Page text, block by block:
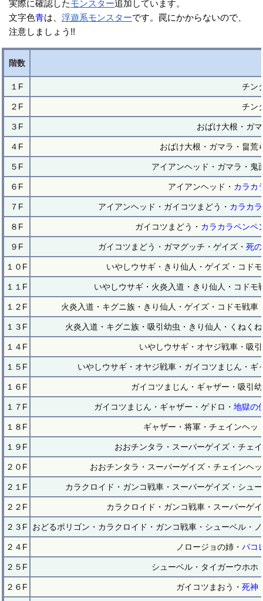
実際に確認したモンスター追加しています。
文字色青は、浮遊系モンスターです。罠にかからないので、
注意しましょう!!
階数
１F チン
２F チン
３F おばけ大根・ガ
４F おばけ大根・ガマラ・畠荒
５F アイアンヘッド・ガマラ・鬼
６F アイアンヘッド・ カラカ
７F アイアンヘッド・ガイコツまどう・ カラカ
８F ガイコツまどう・ カラカラペンペ
９F ガイコツまどう・ガマグッチ・ゲイズ・ 死
１０F いやしウサギ・きり仙人・ゲイズ・コド
１１F いやしウサギ・火炎入道・きり仙人・コドモ
１２F 火炎入道・キグニ族・きり仙人・ゲイズ・コドモ戦車
１３F 火炎入道・キグニ族・吸引幼虫・きり仙人・くねく
１４F いやしウサギ・オヤジ戦車・吸
１５F いやしウサギ・オヤジ戦車・ガイコツまじん・
１６F ガイコツまじん・ギャザー・吸引
１７F ガイコツまじん・ギャザー・ゲドロ・ 地獄の
１８F ギャザー・将軍・チェインヘッ
１９F おおチンタラ・スーパーゲイズ・チェ
２０F おおチンタラ・スーパーゲイズ・チェインヘ
２１F カラクロイド・ガンコ戦車・スーパーゲイズ・シュ
２２F カラクロイド・ガンコ戦車・スーパーゲ
２３F おどるポリゴン・カラクロイド・ガンコ戦車・シューベル・
２４F ノロージョの姉・ パコ
２５F シューベル・タイガーウホホ
２６F ガイコツまおう・ 死神